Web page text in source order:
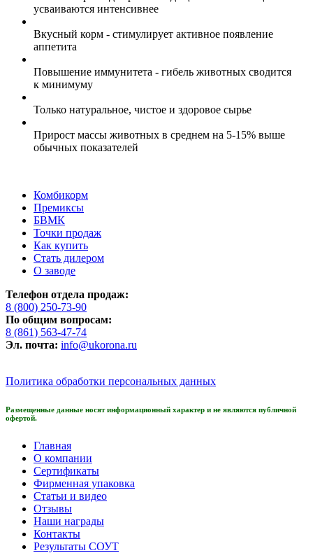
усваиваются интенсивнее
Вкусный корм - стимулирует активное появление
аппетита
Повышение иммунитета - гибель животных сводится
к минимуму
Только натуральное, чистое и здоровое сырье
Прирост массы животных в среднем на 5-15% выше
обычных показателей
Комбикорм
Премиксы
БВМК
Точки продаж
Как купить
Стать дилером
О заводе
Телефон отдела продаж:
8 (800) 250-73-90
По общим вопросам:
8 (861) 563-47-74
Эл. почта: info@ukorona.ru
Политика обработки персональных данных
Размещенные данные носят информационный характер и не являются публичной
офертой.
Главная
О компании
Сертификаты
Фирменная упаковка
Статьи и видео
Отзывы
Наши награды
Контакты
Результаты СОУТ